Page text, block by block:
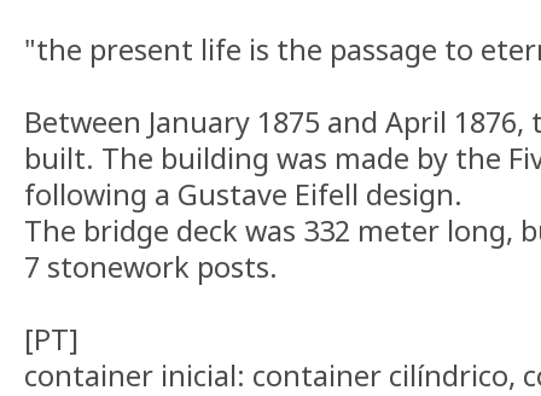
"the present life is the passage to
Between January 1875 and April
built. The building was made by the
following a Gustave Eifell design.
The bridge deck was 332 meter long,
7 stonework posts.
[PT]
container inicial: container cilíndrico,